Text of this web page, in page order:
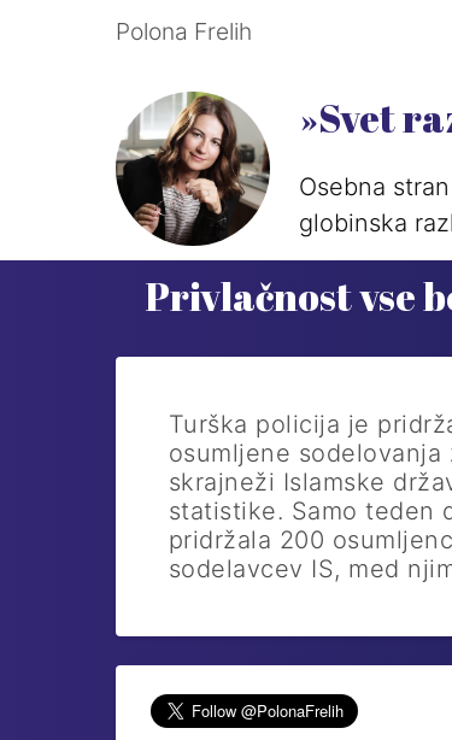
Polona Frelih
»Svet
Osebna
globinska
Privlačnost vse
Turška policija je
osumljene sodelovanja
skrajneži Islamske
statistike. Samo teden
pridržala 200
sodelavcev IS, med